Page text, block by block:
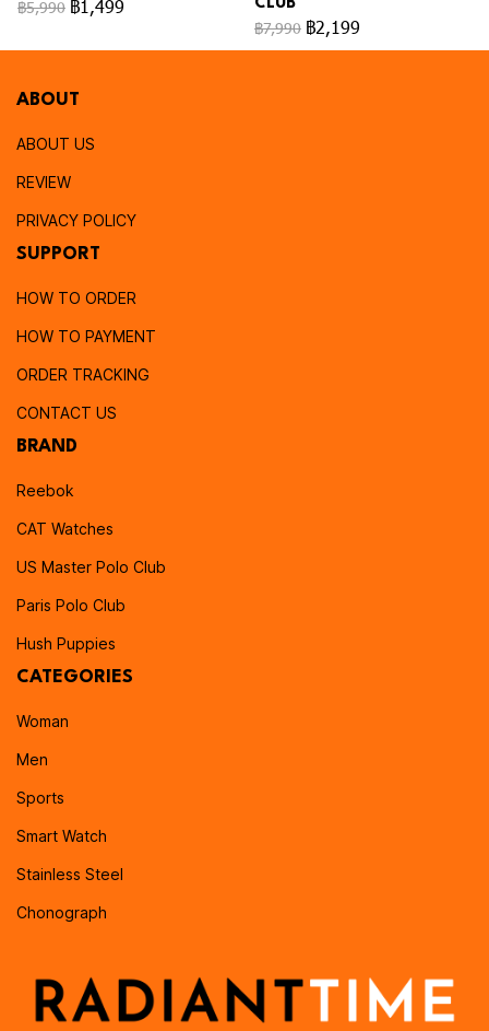
฿5,990 ฿1,499
CLUB
฿7,990 ฿2,199
ABOUT
ABOUT US
REVIEW
PRIVACY POLICY
SUPPORT
HOW TO ORDER
HOW TO PAYMENT
ORDER TRACKING
CONTACT US
BRAND
Reebok
CAT Watches
US Master Polo Club
Paris Polo Club
Hush Puppies
CATEGORIES
Woman
Men
Sports
Smart Watch
Stainless Steel
Chonograph